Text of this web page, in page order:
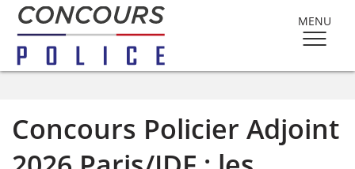
MENU
Concours Policier Adjoint